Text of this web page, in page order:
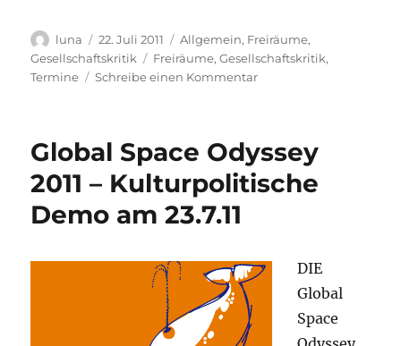
Autor
luna
Veröffentlicht
am
22. Juli 2011 Kategorien
Allgemein, Freiräume,
Gesellschaftskritik
Schlagwörter
Freiräume,Gesellschaftskritik,
Termine
Schreibe einen Kommentarzu
–
2011
Global Space Odyssey
2011 – Kulturpolitische
Demo am 23.7.11
DIE
Global
Space